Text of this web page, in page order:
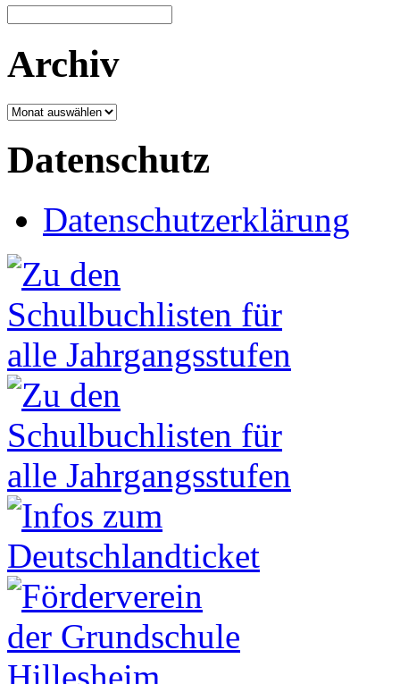
Archiv
Archiv
Datenschutz
Datenschutzerklärung